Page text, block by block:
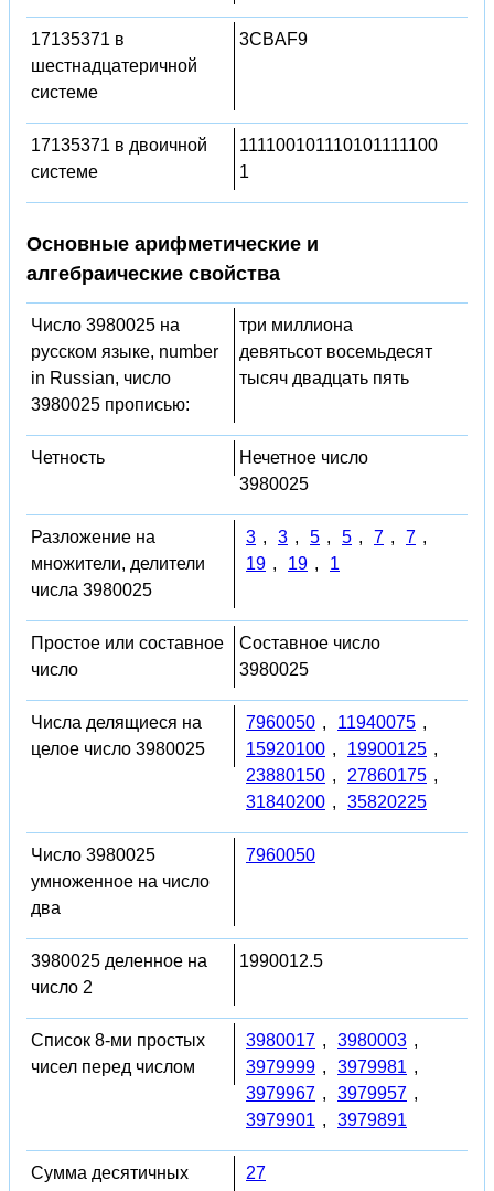
17135371 в
шестнадцатеричной
системе
3CBAF9
17135371 в двоичной
системе
111100101110101111100
1
Основные арифметические и
алгебраические свойства
Число 3980025 на
русском языке, number
in Russian, число
3980025 прописью:
три миллиона
девятьсот восемьдесят
тысяч двадцать пять
Четность
Нечетное число
3980025
Разложение на
множители, делители
числа 3980025
3 , 3 , 5 , 5 , 7 , 7 ,
19 , 19 , 1
Простое или составное
число
Составное число
3980025
Числа делящиеся на
целое число 3980025
7960050 , 11940075 ,
15920100 , 19900125 ,
23880150 , 27860175 ,
31840200 , 35820225
Число 3980025
умноженное на число
два
7960050
3980025 деленное на
число 2
1990012.5
Список 8-ми простых
чисел перед числом
3980017 , 3980003 ,
3979999 , 3979981 ,
3979967 , 3979957 ,
3979901 , 3979891
Сумма десятичных
27